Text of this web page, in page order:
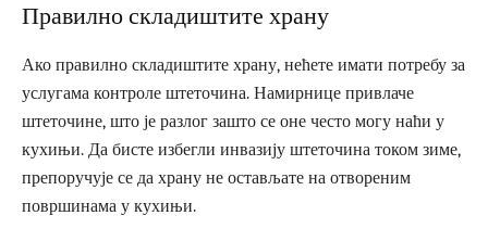
Правилно складиштите храну
Ако правилно складиштите храну, нећете имати потребу за
услугама контроле штеточина. Намирнице привлаче
штеточине, што је разлог зашто се оне често могу наћи у
кухињи. Да бисте избегли инвазију штеточина током зиме,
препоручује се да храну не остављате на отвореним
површинама у кухињи.